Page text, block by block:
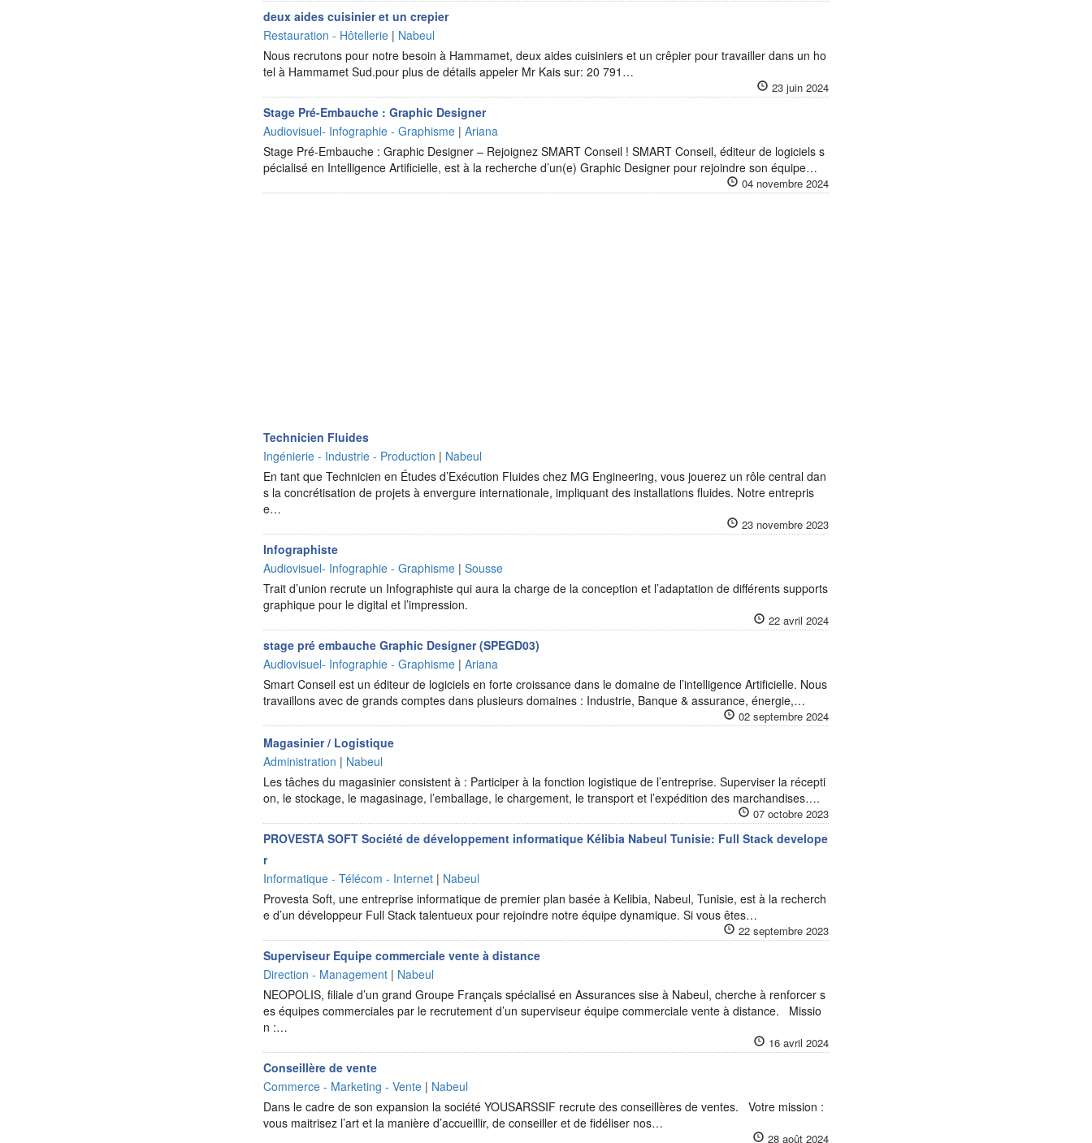
deux aides cuisinier et un crepier
Restauration - Hôtellerie | Nabeul
Nous recrutons pour notre besoin à Hammamet, deux aides cuisiniers et un crêpier pour travailler dans un ho
tel à Hammamet Sud.pour plus de détails appeler Mr Kais sur: 20 791…
23 juin 2024
Stage Pré-Embauche : Graphic Designer
Audiovisuel- Infographie - Graphisme |Ariana
Stage Pré-Embauche : Graphic Designer – Rejoignez SMART Conseil ! SMART Conseil, éditeur de logiciels s
pécialisé en Intelligence Artificielle, est à la recherche d’un(e) Graphic Designer pour rejoindre son équipe…
04 novembre 2024
Technicien Fluides
Ingénierie - Industrie - Production | Nabeul
En tant que Technicien en Études d’Exécution Fluides chez MG Engineering, vous jouerez un rôle central dan
s la concrétisation de projets à envergure internationale, impliquant des installations fluides. Notre entrepris
e…
23 novembre 2023
Infographiste
Audiovisuel- Infographie - Graphisme |Sousse
Trait d’union recrute un Infographiste qui aura la charge de la conception et l’adaptation de différents supports
graphique pour le digital et l’impression.
22 avril 2024
stage pré embauche Graphic Designer (SPEGD03)
Audiovisuel- Infographie - Graphisme |Ariana
Smart Conseil est un éditeur de logiciels en forte croissance dans le domaine de l’intelligence Artificielle. Nous
travaillons avec de grands comptes dans plusieurs domaines : Industrie, Banque & assurance, énergie,…
02 septembre 2024
Magasinier / Logistique
Administration | Nabeul
Les tâches du magasinier consistent à : Participer à la fonction logistique de l’entreprise. Superviser la récepti
on, le stockage, le magasinage, l’emballage, le chargement, le transport et l’expédition des marchandises….
07 octobre 2023
PROVESTA SOFT Société de développement informatique Kélibia Nabeul Tunisie: Full Stack develope
r
Informatique - Télécom - Internet | Nabeul
Provesta Soft, une entreprise informatique de premier plan basée à Kelibia, Nabeul, Tunisie, est à la recherch
e d’un développeur Full Stack talentueux pour rejoindre notre équipe dynamique. Si vous êtes…
22 septembre 2023
Superviseur Equipe commerciale vente à distance
Direction - Management | Nabeul
NEOPOLIS, filiale d’un grand Groupe Français spécialisé en Assurances sise à Nabeul, cherche à renforcer s
es équipes commerciales par le recrutement d’un superviseur équipe commerciale vente à distance. Missio
n :…
16 avril 2024
Conseillère de vente
Commerce - Marketing - Vente | Nabeul
Dans le cadre de son expansion la société YOUSARSSIF recrute des conseillères de ventes. Votre mission :
vous maitrisez l’art et la manière d’accueillir, de conseiller et de fidéliser nos…
28 août 2024